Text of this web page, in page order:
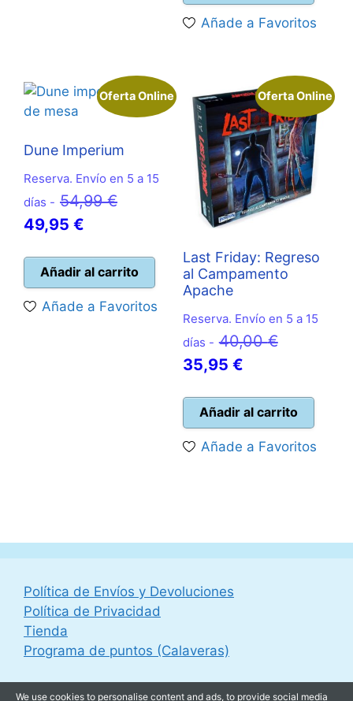
era:
14,95 €.
es:
13,50
Añade a Favoritos
Oferta Online
Dune Imperium
Reserva. Envío en 5 a 15
días - 54,99€El
era:
54,99 €.
49,95 €
actual
es:
49,95 €.
Añadir al carrito
Añade a Favoritos
Oferta Online
Last Friday: Regreso
al Campamento
Apache
Reserva. Envío en 5 a 15
días - 40,00€El
era:
40,00 €.
35,95 €El
actual
es:
35,95 €.
Añadir al carrito
Añade a Favoritos
Política de Envíos y Devoluciones
Política de Privacidad
Tienda
Programa de puntos (Calaveras)
We use cookies to personalise content and ads, to provide social media